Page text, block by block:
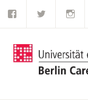
Zum
springen